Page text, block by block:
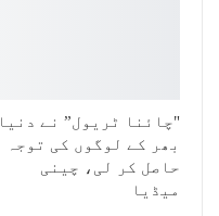
"چائنا ٹریول” نے دنیا
بھر کے لوگوں کی توجہ
حاصل کر لی، چینی
میڈیا